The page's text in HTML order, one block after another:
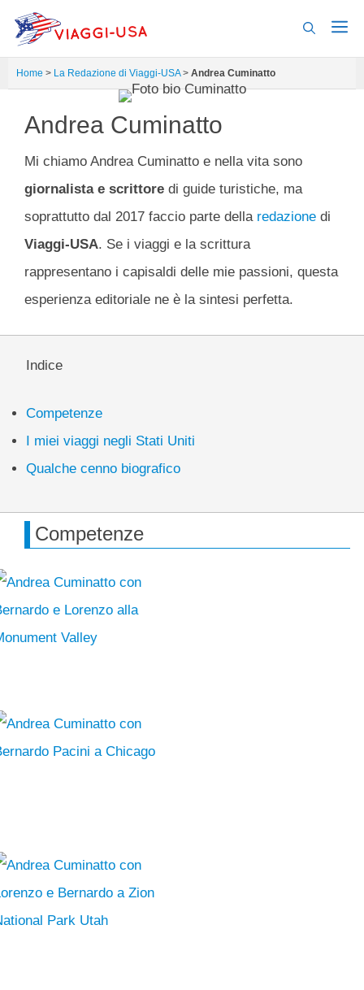
contenuto
Home > La Redazione di Viaggi-USA> Andrea Cuminatto
Andrea Cuminatto
Mi chiamo Andrea Cuminatto e nella vita sono
giornalista e scrittore di guide turistiche, ma
soprattutto dal 2017 faccio parte della redazione di
Viaggi-USA. Se i viaggi e la scrittura
rappresentano i capisaldi delle mie passioni, questa
esperienza editoriale ne è la sintesi perfetta.
Indice
Competenze
I miei viaggi negli Stati Uniti
Qualche cenno biografico
Competenze